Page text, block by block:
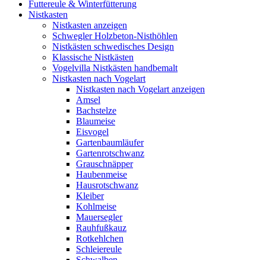
Futtereule & Winterfütterung
Nistkasten
Nistkasten anzeigen
Schwegler Holzbeton-Nisthöhlen
Nistkästen schwedisches Design
Klassische Nistkästen
Vogelvilla Nistkästen handbemalt
Nistkasten nach Vogelart
Nistkasten nach Vogelart anzeigen
Amsel
Bachstelze
Blaumeise
Eisvogel
Gartenbaumläufer
Gartenrotschwanz
Grauschnäpper
Haubenmeise
Hausrotschwanz
Kleiber
Kohlmeise
Mauersegler
Rauhfußkauz
Rotkehlchen
Schleiereule